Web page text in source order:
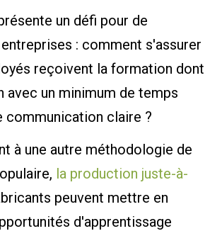
un défi pour de
: comment s'assurer
reçoivent la formation dont
avec un minimum de temps
communication claire ?
à une autre méthodologie de
la production juste-à-
peuvent mettre en
d'apprentissage